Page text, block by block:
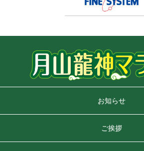
お知らせ
ご挨拶